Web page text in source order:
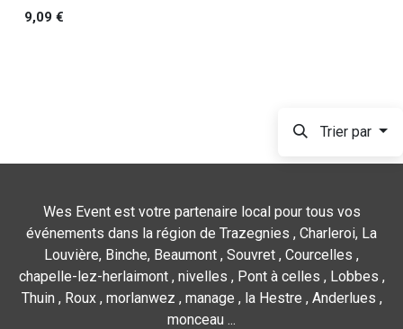
9,09 €
Trier par
Wes Event est votre partenaire local pour tous vos
événements dans la région de Trazegnies , Charleroi, La
Louvière, Binche, Beaumont , Souvret , Courcelles ,
chapelle-lez-herlaimont , nivelles , Pont à celles , Lobbes ,
Thuin , Roux , morlanwez , manage , la Hestre , Anderlues ,
monceau ...